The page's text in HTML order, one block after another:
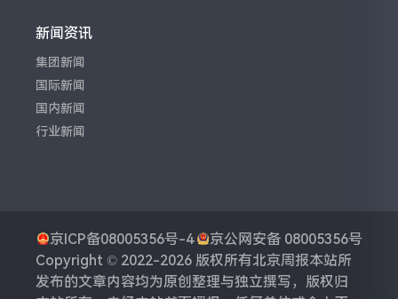
新闻资讯
集团新闻
国际新闻
国内新闻
行业新闻
京ICP备08005356号-4
京公网安备 08005356号
Copyright © 2022-2026 版权所有北京周报本站所
发布的文章内容均为原创整理与独立撰写，版权归